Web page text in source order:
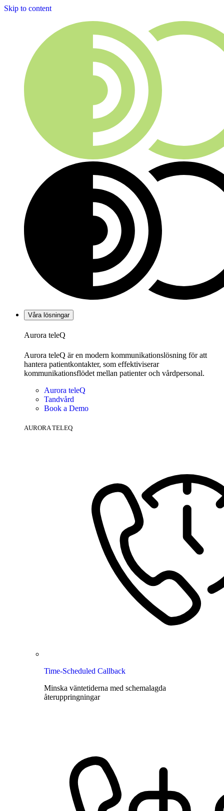
Skip to content
Våra lösningar
Aurora teleQ
Aurora teleQ är en modern kommunikationslösning för att
hantera patientkontakter, som effektiviserar
kommunikationsflödet mellan patienter och vårdpersonal.
Aurora teleQ
Tandvård
Book a Demo
AURORA TELEQ
Time-Scheduled Callback
Minska väntetiderna med schemalagda
återuppringningar